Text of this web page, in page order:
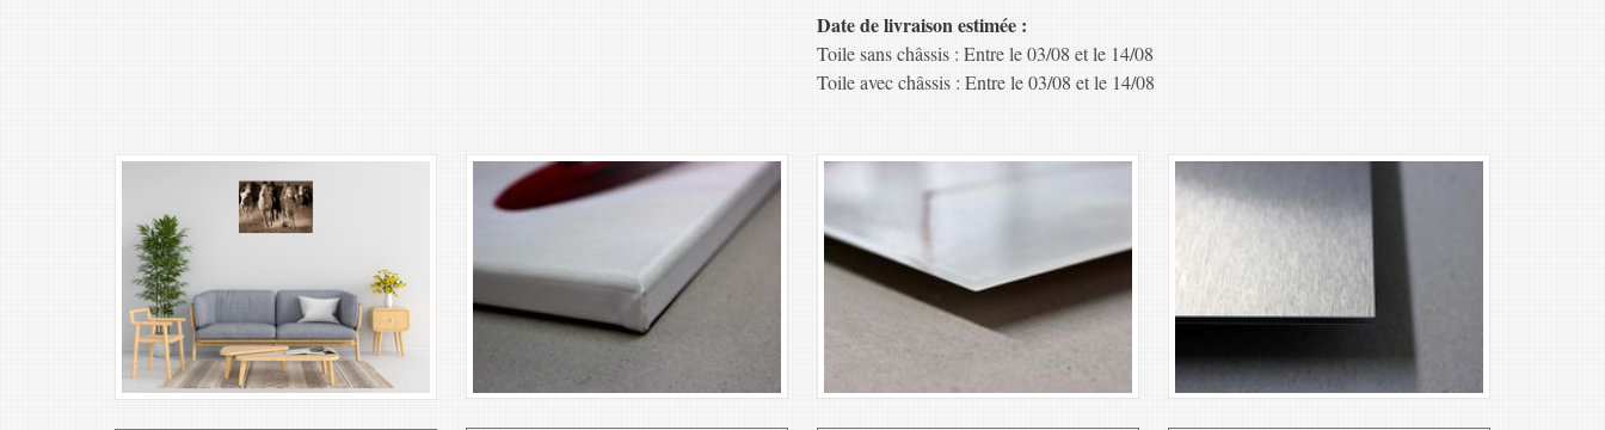
Date de livraison estimée :
Toile sans châssis : Entre le 03/08 et le 14/08
Toile avec châssis : Entre le 03/08 et le 14/08